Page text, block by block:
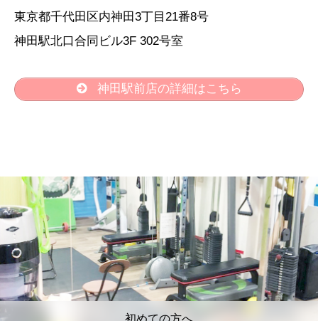
東京都千代田区内神田3丁目21番8号
神田駅北口合同ビル3F 302号室
神田駅前店の詳細はこちら
初めての方へ